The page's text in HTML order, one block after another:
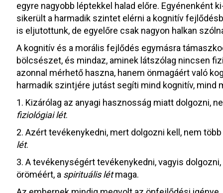
egyre nagyobb léptekkel halad előre. Egyénenként
sikerült a harmadik szintet elérni a kognitív
is eljutottunk, de egyelőre csak nagyon halkan
A kognitív és a morális fejlődés egymásra
bölcsészet, és mindaz, aminek látszólag nincsen
azonnal mérhető haszna, hanem önmagáért való
harmadik szintjére jutást segíti mind kognitív, mind
1. Kizárólag az anyagi hasznosság miatt dolgozni,
fiziológiai lét.
2. Azért tevékenykedni, mert dolgozni kell, nem
lét.
3. A tevékenységért tevékenykedni, vagyis
öröméért, a spirituális létmaga.